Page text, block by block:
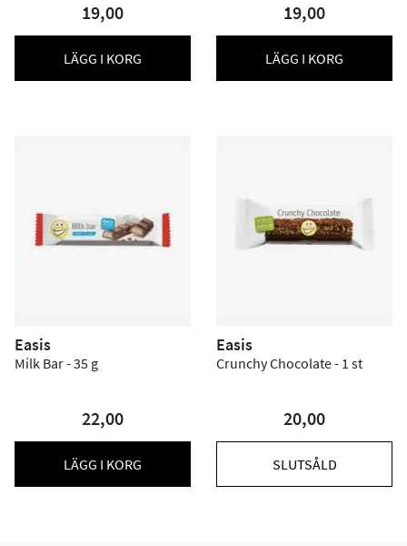
19,00
LÄGG I KORG
19,00
LÄGG I KORG
Easis
Milk Bar - 35 g
22,00
LÄGG I KORG
Easis
Crunchy Chocolate - 1 st
20,00
SLUTSÅLD